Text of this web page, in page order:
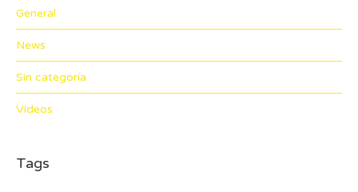
General
News
Sin categoría
Videos
Tags